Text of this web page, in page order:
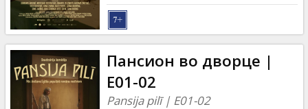
Пансион во дворце |
E01-02
Pansija pilī | E01-02